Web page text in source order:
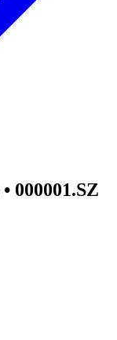
• 000001.SZ